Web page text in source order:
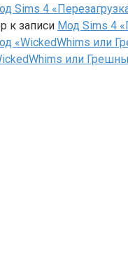
Sims 4
к записи Мод Sims 4
«WickedWhims или
или